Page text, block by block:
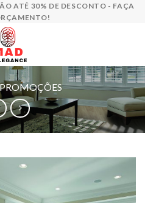
ATÉ 30% DE DESCONTO - FAÇA